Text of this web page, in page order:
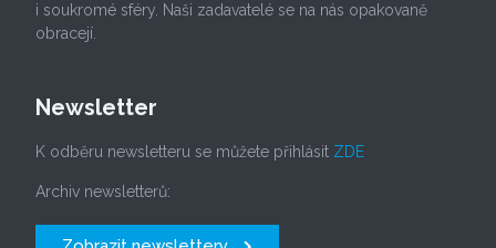
i soukromé sféry. Naši zadavatelé se na nás opakovaně
obracejí.
Newsletter
K odběru newsletteru se můžete přihlásit ZDE
Archiv newsletterů: